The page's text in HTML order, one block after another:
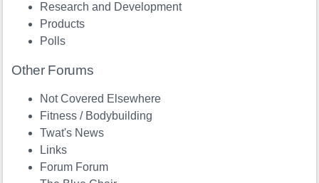
Research and Development
Products
Polls
Other Forums
Not Covered Elsewhere
Fitness / Bodybuilding
Twat's News
Links
Forum Forum